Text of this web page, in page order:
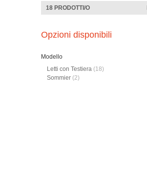
18 PRODOTTI/O
Opzioni disponibili
Modello
Letti con Testiera (18)
Sommier (2)